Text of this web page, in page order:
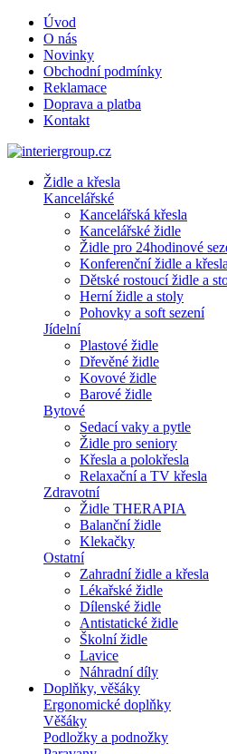
Úvod
O nás
Novinky
Obchodní podmínky
Reklamace
Doprava a platba
Kontakt
Židle a křesla
Kancelářské
Kancelářská křesla
Kancelářské židle
Židle pro 24hodinové
Konferenční židle a křesla
Dětské rostoucí židle a
Herní židle a stoly
Pohovky a soft sezení
Jídelní
Plastové židle
Dřevěné židle
Kovové židle
Barové židle
Bytové
Sedací vaky a pytle
Židle pro seniory
Křesla a polokřesla
Relaxační a TV křesla
Zdravotní
Židle THERAPIA
Balanční židle
Klekačky
Ostatní
Zahradní židle a křesla
Lékařské židle
Dílenské židle
Antistatické židle
Školní židle
Lavice
Náhradní díly
Doplňky, věšáky
Ergonomické doplňky
Věšáky
Podložky a podnožky